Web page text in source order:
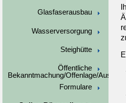
Glasfaserausbau
Wasserversorgung
Steighütte
Öffentliche
Bekanntmachung/Offenlage/
Formulare